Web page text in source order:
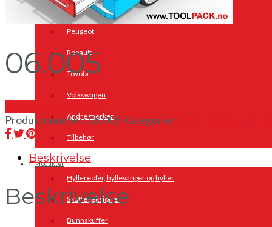
Opel
Peugeot
Renault
Toyota
Volkswagen
Andre merker
Tilbehør
Produkter
Hyllereoler, hyllevanger og hyller
Skuffeseksjoner
Bunnskuffer
06.005
Produktnummer:06.005 Kategorier: ,
Beskrivelse
Beskrivelse